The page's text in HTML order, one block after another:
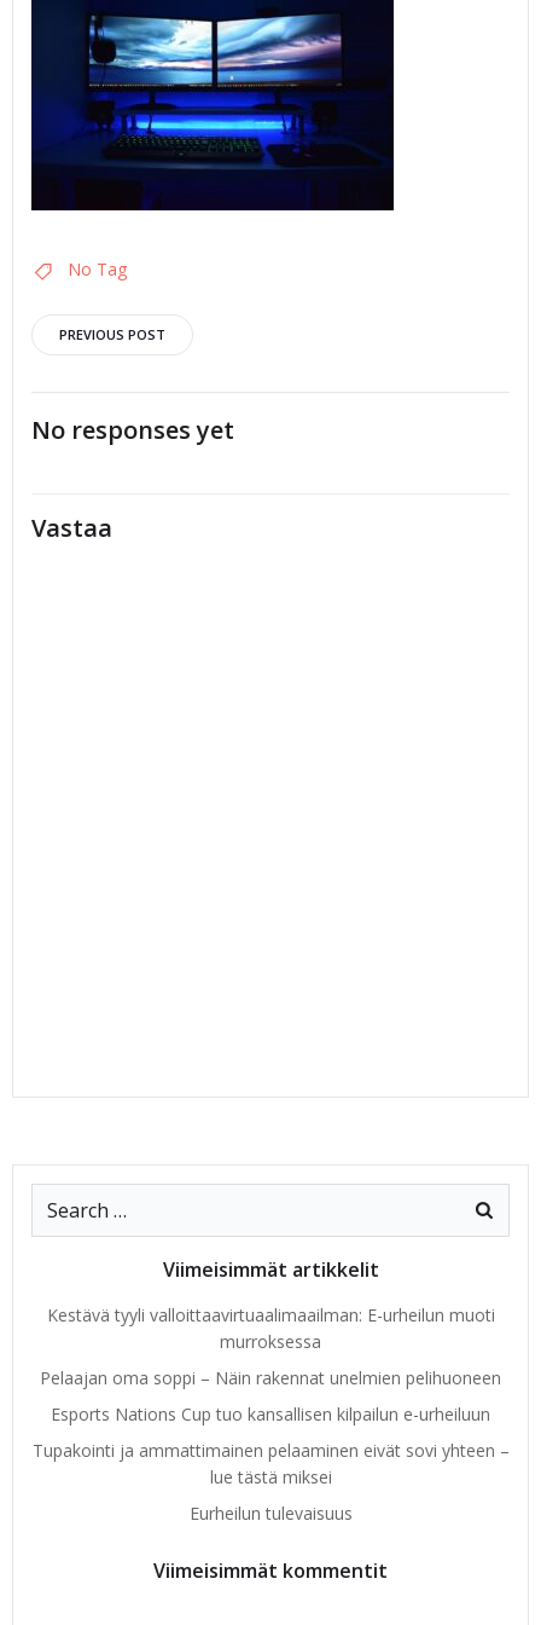
No Tag
Artikkelien
selaus
PREVIOUS POST
No responses yet
Vastaa
Search
Viimeisimmät artikkelit
Kestävä tyyli valloittaavirtuaalimaailman: E-urheilun muoti
murroksessa
Pelaajan oma soppi – Näin rakennat unelmien pelihuoneen
Esports Nations Cup tuo kansallisen kilpailun e-urheiluun
Tupakointi ja ammattimainen pelaaminen eivät sovi yhteen –
lue tästä miksei
Eurheilun tulevaisuus
Viimeisimmät kommentit